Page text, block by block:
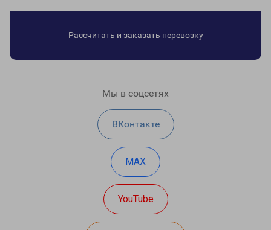
Рассчитать и заказать перевозку
Мы в соцсетях
ВКонтакте
MAX
YouTube